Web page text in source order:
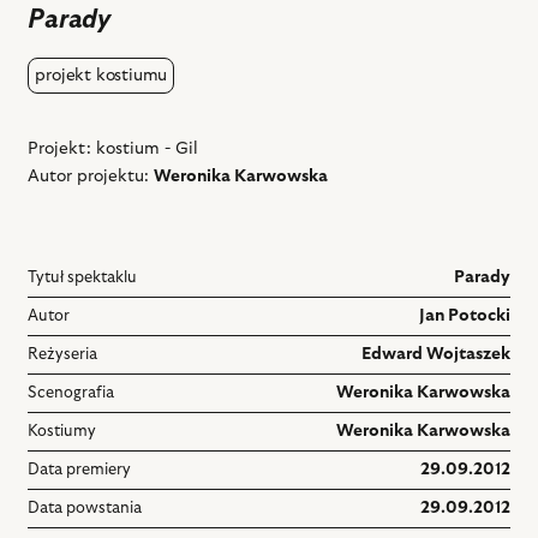
Parady
projekt kostiumu
Projekt: kostium - Gil
Autor projektu:Weronika Karwowska
Tytuł spektaklu Parady
Autor Jan Potocki
Reżyseria Edward Wojtaszek
Scenografia Weronika Karwowska
Kostiumy Weronika Karwowska
Data premiery 29.09.2012
Data powstania 29.09.2012